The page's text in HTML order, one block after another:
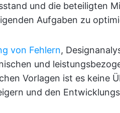
und die beteiligten
Aufgaben zu
von Fehlern,
und
Vorlagen ist es keine
und den